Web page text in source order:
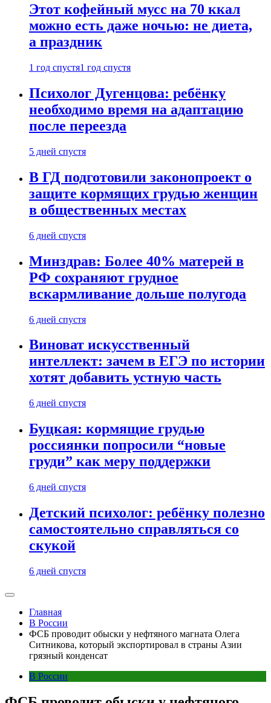
Этот кофейный мусс на 70 ккал
можно есть даже ночью: не диета,
а праздник
1 год спустя1 год спустя
Психолог Дугенцова: ребёнку
необходимо время на адаптацию
после переезда
5 дней спустя
В ГД подготовили законопроект о
защите кормящих грудью женщин
в общественных местах
6 дней спустя
Минздрав: Более 40% матерей в
РФ сохраняют грудное
вскармливание дольше полугода
6 дней спустя
Виноват искусственный
интеллект: зачем в ЕГЭ по истории
хотят добавить устную часть
6 дней спустя
Буцкая: кормящие грудью
россиянки попросили “новые
груди” как меру поддержки
6 дней спустя
Детский психолог: ребёнку полезно
самостоятельно справляться со
скукой
6 дней спустя
Главная
В России
ФСБ проводит обыски у нефтяного магната Олега
Ситникова, который экспортировал в страны Азии
грязный конденсат
В России